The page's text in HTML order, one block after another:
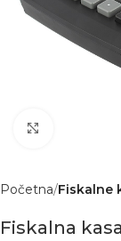
Početna Fiskalne
Fiskalna